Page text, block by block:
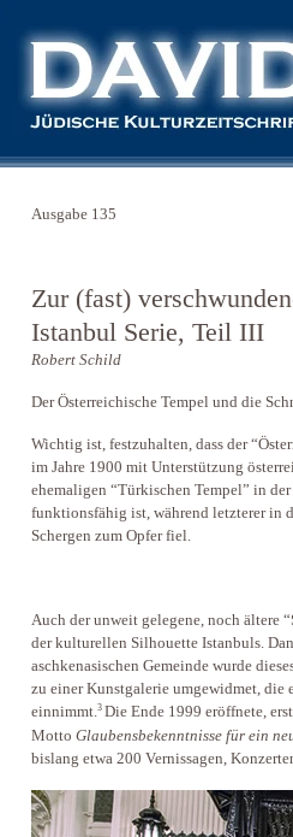
Ausgabe 135
Zur (fast)
Istanbul Serie, Teil III
Robert Schild
Der Österreichische Tempel und die
Wichtig ist, festzuhalten, dass der
im Jahre 1900 mit Unterstützung
ehemaligen “Türkischen Tempel” in
funktionsfähig ist, während letzterer in
Schergen zum Opfer fiel.
Auch der unweit gelegene, noch ältere
der kulturellen Silhouette Istanbuls.
aschkenasischen Gemeinde wurde
zu einer Kunstgalerie umgewidmet, die
einnimmt.3 Die Ende 1999 eröffnete,
Motto Glaubensbekenntnisse für ein
bislang etwa 200 Vernissagen,